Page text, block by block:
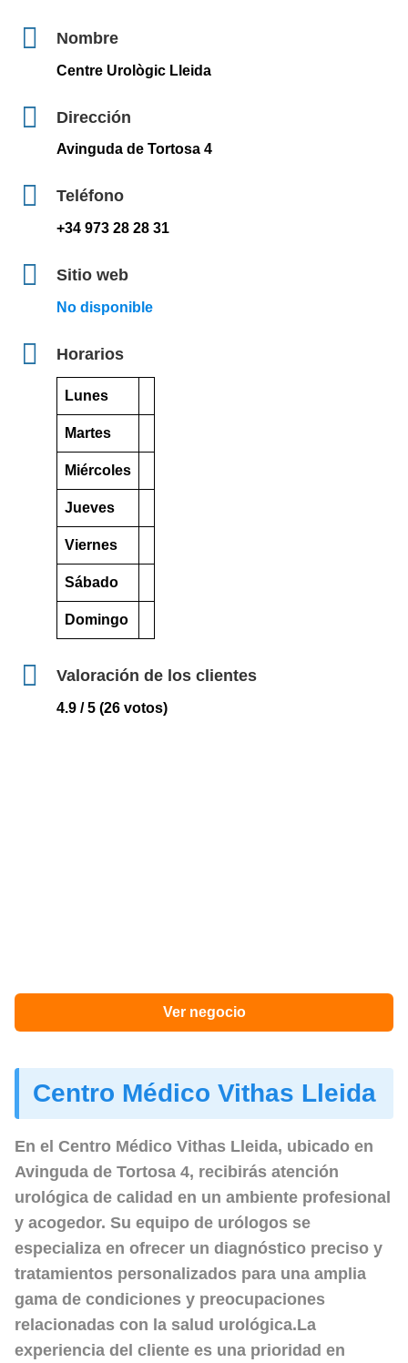
Nombre
Centre Urològic Lleida
Dirección
Avinguda de Tortosa 4
Teléfono
+34 973 28 28 31
Sitio web
No disponible
Horarios
Lunes
Martes
Miércoles
Jueves
Viernes
Sábado
Domingo
Valoración de los clientes
4.9 / 5 (26 votos)
Ver negocio
Centro Médico Vithas Lleida
En el Centro Médico Vithas Lleida, ubicado en
Avinguda de Tortosa 4, recibirás atención
urológica de calidad en un ambiente profesional
y acogedor. Su equipo de urólogos se
especializa en ofrecer un diagnóstico preciso y
tratamientos personalizados para una amplia
gama de condiciones y preocupaciones
relacionadas con la salud urológica.La
experiencia del cliente es una prioridad en